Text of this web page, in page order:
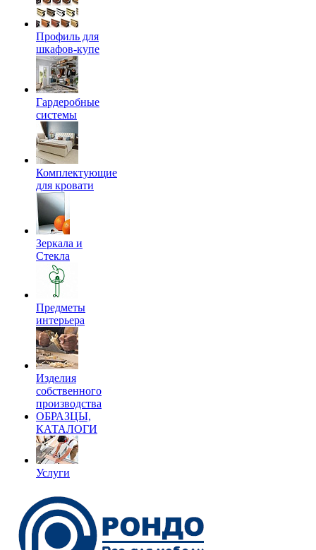
Профиль для
шкафов-купе
Гардеробные
системы
Комплектующие
для кровати
Зеркала и
Стекла
Предметы
интерьера
Изделия
собственного
производства
ОБРАЗЦЫ,
КАТАЛОГИ
Услуги